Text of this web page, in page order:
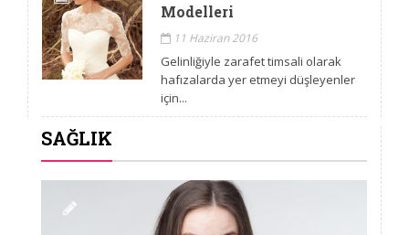
Modelleri
11 Haziran 2016
Gelinliğiyle zarafet timsali olarak
hafızalarda yer etmeyi düşleyenler
için...
SAĞLIK